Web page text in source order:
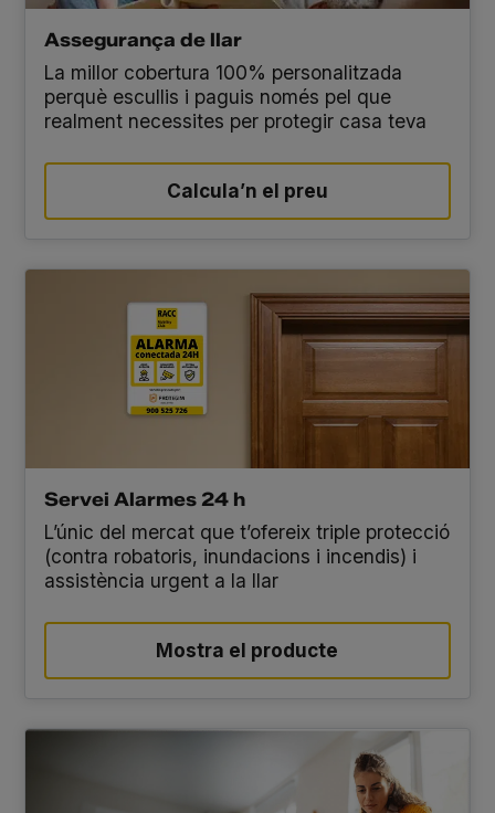
Assegurança de llar
La millor cobertura 100% personalitzada
perquè escullis i paguis només pel que
realment necessites per protegir casa teva
Calcula’n el preu
Servei Alarmes 24 h
L’únic del mercat que t’ofereix triple protecció
(contra robatoris, inundacions i incendis) i
assistència urgent a la llar
Mostra el producte